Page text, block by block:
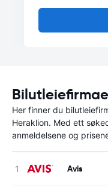
Her finner du
Heraklion. Med ett
anmeldelsene og
Avis